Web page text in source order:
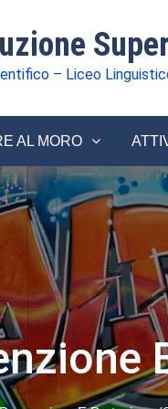
– Liceo
AL MORO